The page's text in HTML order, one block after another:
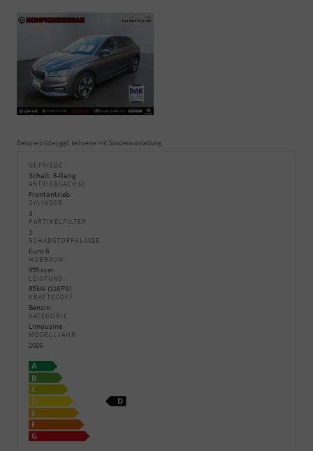
Beispielbilder, ggf. teilweise mit Sonderausstattung
GETRIEBE
Schalt. 6-Gang
ANTRIEBSACHSE
Frontantrieb
ZYLINDER
3
PARTIKELFILTER
1
SCHADSTOFFKLASSE
Euro 6
HUBRAUM
999 ccm
LEISTUNG
85 kW (116 PS)
KRAFTSTOFF
Benzin
KATEGORIE
Limousine
MODELLJAHR
2026